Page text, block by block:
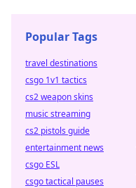
Popular Tags
travel destinations
csgo 1v1 tactics
cs2 weapon skins
music streaming
cs2 pistols guide
entertainment news
csgo ESL
csgo tactical pauses